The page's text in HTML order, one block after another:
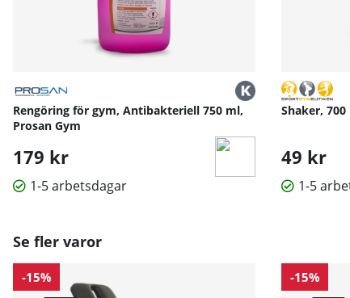
Vikt: ca 17 kg
Material: Stålbaserad konstruktion
Max användarvikt: ca 130 kg
Bruksanvisning / manual »
Rengöring för gym, Antibakteriell 750 ml,
Prosan Gym
179 kr
1-5 arbetsdagar
Shaker,
49 kr
1-5
Se fler varor
-15% -15%